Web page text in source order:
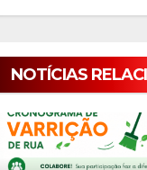
NOTÍCIAS